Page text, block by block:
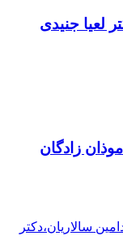
لعیا جنیدی
زادگان